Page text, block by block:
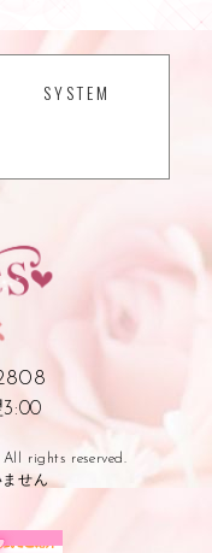
SYSTEM
rights reserved.
ません